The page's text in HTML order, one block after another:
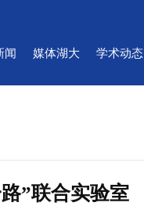
闻 媒体湖大 学术动态
”联合实验室